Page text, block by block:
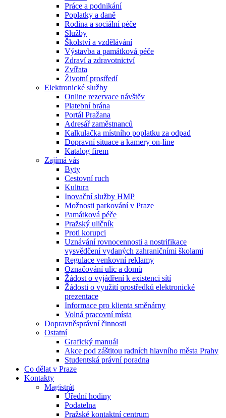
Práce a podnikání
Poplatky a daně
Rodina a sociální péče
Služby
Školství a vzdělávání
Výstavba a památková péče
Zdraví a zdravotnictví
Zvířata
Životní prostředí
Elektronické služby
Online rezervace návštěv
Platební brána
Portál Pražana
Adresář zaměstnanců
Kalkulačka místního poplatku za odpad
Dopravní situace a kamery on-line
Katalog firem
Zajímá vás
Byty
Cestovní ruch
Kultura
Inovační služby HMP
Možnosti parkování v Praze
Památková péče
Pražský uličník
Proti korupci
Uznávání rovnocennosti a nostrifikace
vysvědčení vydaných zahraničními školami
Regulace venkovní reklamy
Označování ulic a domů
Žádost o vyjádření k existenci sítí
Žádosti o využití prostředků elektronické
prezentace
Informace pro klienta směnárny
Volná pracovní místa
Dopravněsprávní činnosti
Ostatní
Grafický manuál
Akce pod záštitou radních hlavního města Prahy
Studentská právní poradna
Co dělat v Praze
Kontakty
Magistrát
Úřední hodiny
Podatelna
Pražské kontaktní centrum